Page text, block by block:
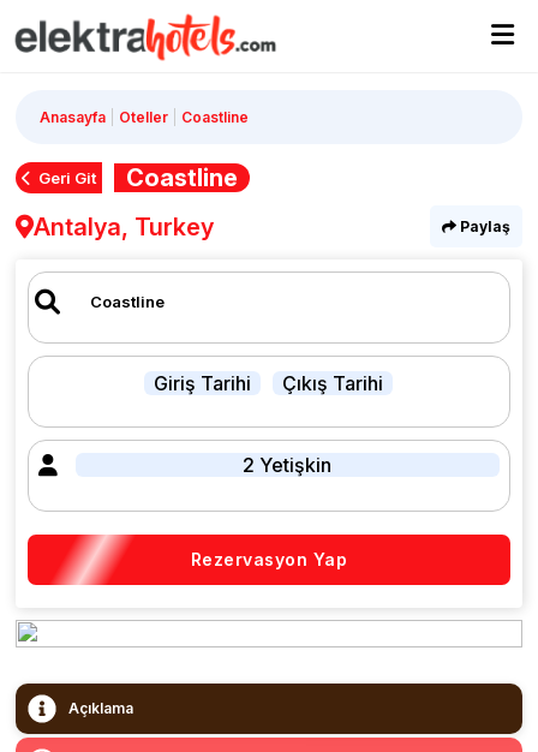
Anasayfa Oteller Coastline
Geri Git
Coastline
Antalya, Turkey
Paylaş
Giriş Tarihi Çıkış Tarihi
2 Yetişkin
Rezervasyon Yap
Açıklama